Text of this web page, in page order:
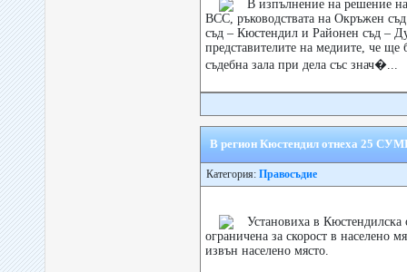
В изпълнение на решение
ВСС, ръководствата на Окръжен
съд – Кюстендил и Районен съд –
представителите на медиите, че ще
съдебна зала при дела със знач�...
В регион Кюстендил отнеха 25
Категория: Правосъдие
Установиха в
ограничена за скорост в населено
извън населено място.